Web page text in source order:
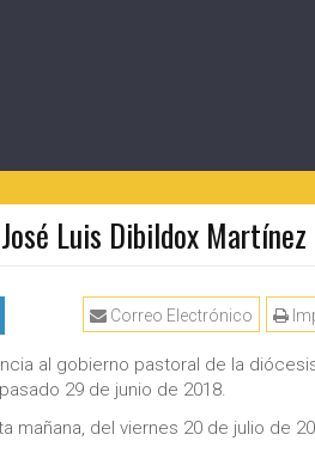
Luis Dibildox Martínez
Correo Electrónico
al gobierno pastoral de la
29 de junio de 2018.
mañana, del viernes 20 de julio de